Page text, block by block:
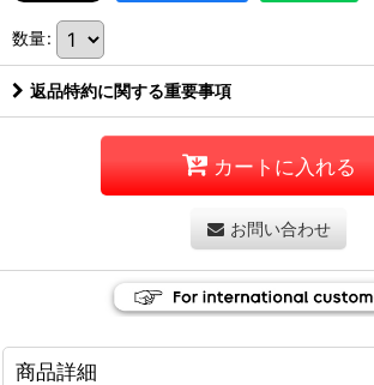
数量:
返品特約に関する重要事項
カートに入れる
お問い合わせ
商品詳細